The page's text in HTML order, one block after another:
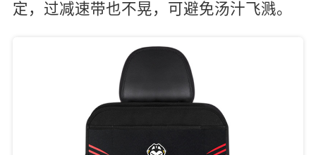
定，过减速带也不晃，可避免汤汁飞溅。